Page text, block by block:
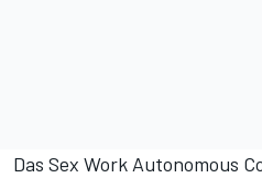
Das Sex Work Autonomous